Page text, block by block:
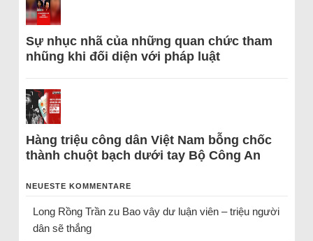
Sự nhục nhã của những quan chức tham
nhũng khi đối diện với pháp luật
Hàng triệu công dân Việt Nam bỗng chốc
thành chuột bạch dưới tay Bộ Công An
NEUESTE KOMMENTARE
Long Rồng Trầnzu Bao vây dư luận viên – triệu người
dân sẽ thắng